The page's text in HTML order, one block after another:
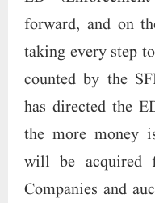
forward, and on
taking every step
counted by the
has directed the
the more money
will be acquired
Companies and